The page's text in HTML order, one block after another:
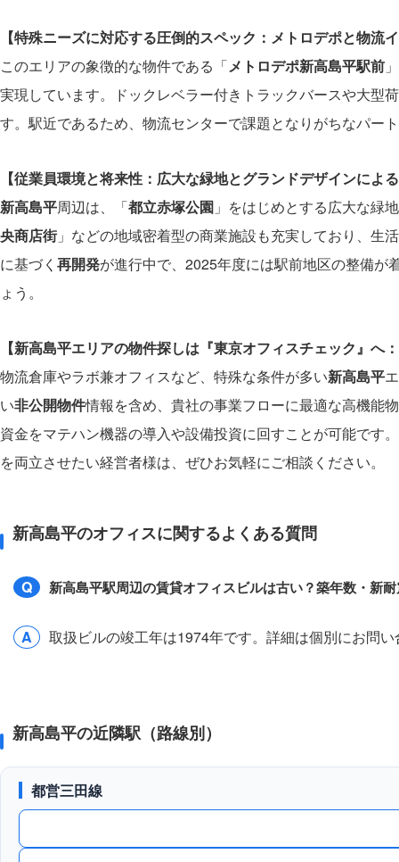
【特殊ニーズに対応する圧倒的スペック：メトロデポと物流
このエリアの象徴的な物件である「メトロデポ新高島平駅前
実現しています。ドックレベラー付きトラックバースや大型
す。駅近であるため、物流センターで課題となりがちなパー
【従業員環境と将来性：広大な緑地とグランドデザインによ
新高島平周辺は、「都立赤塚公園 」をはじめとする広大な緑
央商店街」などの地域密着型の商業施設も充実しており、生
に基づく 再開発が進行中で、2025年度には駅前地区の整備
ょう。
【新高島平エリアの物件探しは『東京オフィスチェック』へ
物流倉庫やラボ兼オフィスなど、特殊な条件が多い新高島平
い非公開物件情報を含め、貴社の事業フローに最適な高機能
資金をマテハン機器の導入や設備投資に回すことが可能です
を両立させたい経営者様は、ぜひお気軽にご相談ください。
新高島平のオフィスに関するよくある質問
Q 新高島平駅周辺の賃貸オフィスビルは古い？築年数・新
A 取扱ビルの竣工年は1974年です。詳細は個別にお問
新高島平の近隣駅（路線別）
都営三田線